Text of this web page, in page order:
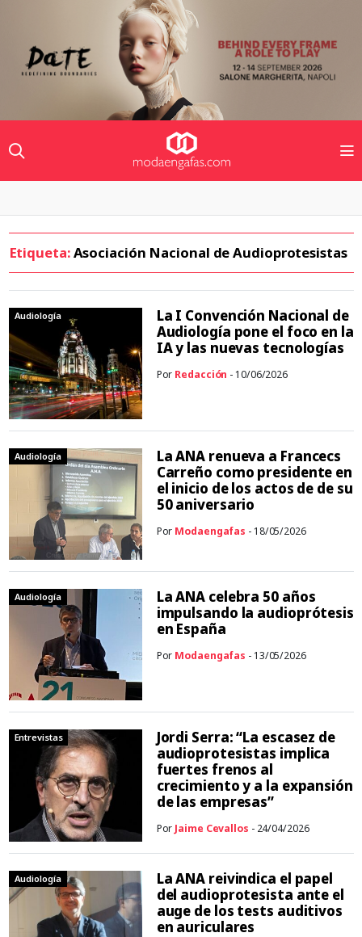
Etiqueta:Asociación Nacional de Audioprotesistas
Audiología
La I Convención Nacional de
Audiología pone el foco en la
IA y las nuevas tecnologías
Por Redacción - 10/06/2026
Audiología
La ANA renueva a Francecs
Carreño como presidente en
el inicio de los actos de de su
50 aniversario
Por Modaengafas - 18/05/2026
Audiología
La ANA celebra 50 años
impulsando la audioprótesis
en España
Por Modaengafas - 13/05/2026
Entrevistas
Jordi Serra: “La escasez de
audioprotesistas implica
fuertes frenos al
crecimiento y a la expansión
de las empresas”
PorJaime Cevallos - 24/04/2026
Audiología
La ANA reivindica el papel
del audioprotesista ante el
auge de los tests auditivos
en auriculares